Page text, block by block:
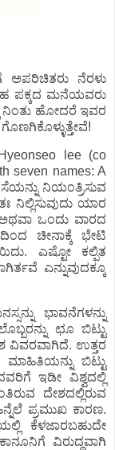
ಅಪರಿಚಿತರು ನೆರಳು
ಪಕ್ಕದ ಮನೆಯವರು
ನಿಂತು ಹೋದರೆ ಇವರ
lee (co
seven names: A
ನಿಯಂತ್ರಿಸುವ
ನಿಲ್ಲಿಸುವುದು ಯಾರ
ಒಂದು ವಾರದ
ಚೀನಾಕ್ಕೆ ಭೇಟಿ
ಎಷ್ಟೋ ಕಲ್ಪಿತ
ಎನ್ನುವುದಕ್ಕೂ
ಭಾವನೆಗಳನ್ನು
ಛೂ ಬಿಟ್ಟು
ವಿವರವಾಗಿದೆ. ಉತ್ತರ
ಬಿಟ್ಟು
ಇಡೀ ವಿಶ್ವದಲ್ಲಿ
ದೇಶದಲ್ಲಿರುವ
ಪ್ರಮುಖ ಕಾರಣ.
ಕೆಳಜಾರಬಹುದೇ
ವಿರುದ್ಧವಾಗಿ